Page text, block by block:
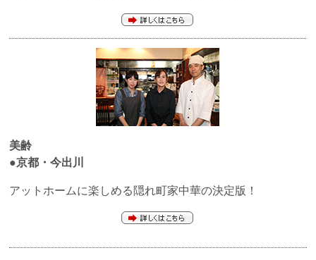
美齢
●京都・今出川
アットホームに楽しめる隠れ町家中華の決定版！